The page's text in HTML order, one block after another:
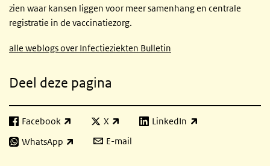
zien waar kansen liggen voor meer samenhang en centrale
registratie in de vaccinatiezorg.
alle weblogs over Infectieziekten Bulletin
Deel deze pagina
Facebook
(externe link) X
(externe link) LinkedIn
(externe link)
WhatsApp
(externe link) E-mail